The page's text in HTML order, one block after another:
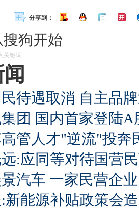
分享到：
搜狗开始
待遇取消 自主品
团 国内首家登陆
管人才"逆流"投奔
:应同等对待国营
汽车 一家民营企
新能源补贴政策会